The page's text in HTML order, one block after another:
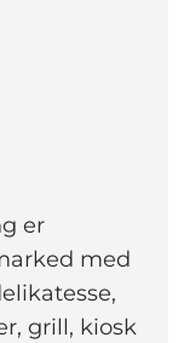
er
med
grill, kiosk